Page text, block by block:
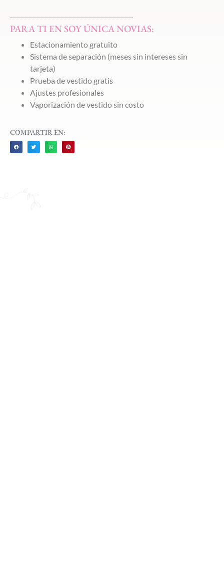
PARA TI EN SOY ÚNICA NOVIAS:
Estacionamiento gratuito
Sistema de separación (meses sin intereses sin
tarjeta)
Prueba de vestido gratis
Ajustes profesionales
Vaporización de vestido sin costo
COMPARTIR EN: